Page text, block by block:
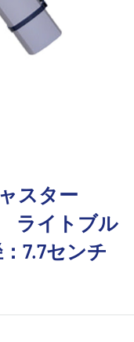
スター
ライトブル
7.7センチ